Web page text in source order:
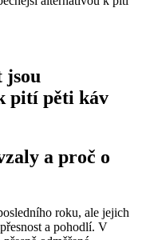
jsou
pití pěti káv
a proč o
roku, ale jejich
a pohodlí. V